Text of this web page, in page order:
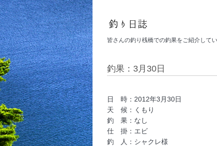
皆さんの釣り桟橋での釣果をご紹介して
釣果：3月30日
日 時：2012年3月30日
天 候：くもり
釣 果：なし
仕 掛：エビ
釣 人：シャクレ様